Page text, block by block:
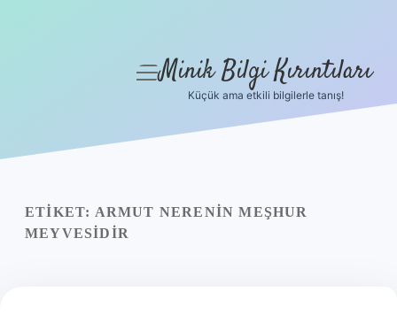
Yasal Uyarı
menüyü
Minik Bilgi Kırıntıları
Küçük ama etkili bilgilerle tanış!
ETIKET: ARMUT NERENIN MEŞHUR
MEYVESIDIR